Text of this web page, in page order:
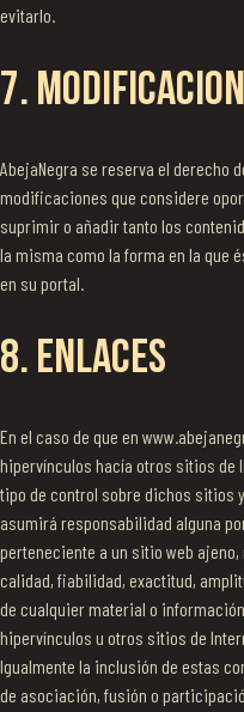
evitarlo.
7.
AbejaNegra se reserva el derecho
modificaciones que considere
suprimir o añadir tanto los
la misma como la forma en la que
en su portal.
8. ENLACES
En el caso de que en
hipervínculos hacía otros sitios de
tipo de control sobre dichos sitios
asumirá responsabilidad alguna
perteneciente a un sitio web
calidad, fiabilidad, exactitud,
de cualquier material o
hipervínculos u otros sitios de
Igualmente la inclusión de estas
de asociación, fusión o